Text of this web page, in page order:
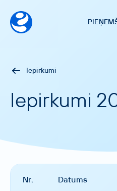
Iepirkumi
Iepirkumi
Nr. Datums